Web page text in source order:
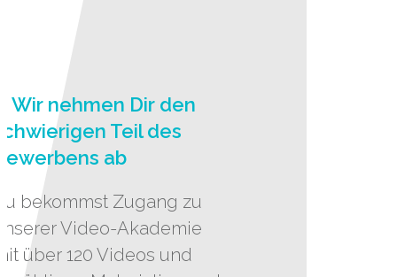
Wir nehmen Dir den
Teil des
ab
bekommst Zugang zu
Video-Akademie
über 120 Videos und